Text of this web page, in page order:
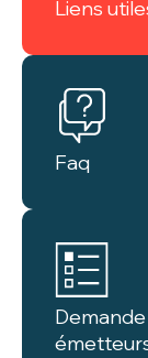
Liens
Faq